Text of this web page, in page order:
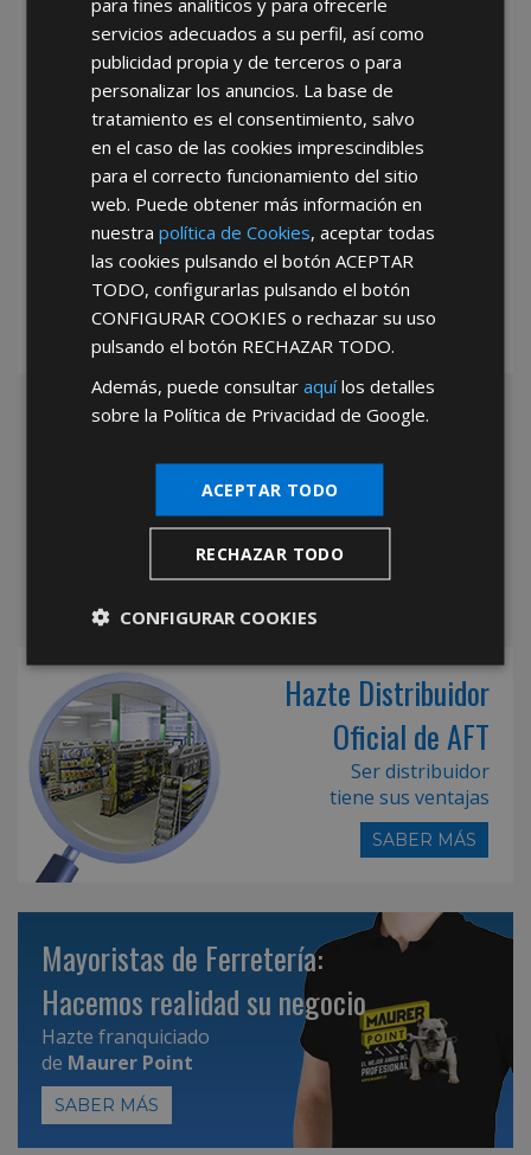
He leído y acepto laPolítica de Privacidad
*Abstenerse particulares, sólo venta a tiendas y empresas minoristas y
mayoristas.
Hazte Distribuidor
Oficial de AFT
Ser distribuidor
tiene sus ventajas
SABER MÁS
Mayoristas de Ferretería:
Hacemos realidad su negocio
Hazte franquiciado
de Maurer Point
SABER MÁS
servicios adecuados a su perfil, así como
publicidad propia y de terceros o para
personalizar los anuncios. La base de
tratamiento es el consentimiento, salvo
en el caso de las cookies imprescindibles
para el correcto funcionamiento del sitio
web. Puede obtener más información en
nuestrapolítica de Cookies, aceptar todas
las cookies pulsando el botónACEPTAR
TODO, configurarlas pulsando el botón
CONFIGURAR COOKIES o rechazar su uso
pulsando el botón RECHAZAR TODO.
Además, puede consultaraquílos detalles
sobre la Política de Privacidad de Google.
ACEPTAR TODO
RECHAZAR TODO
CONFIGURAR COOKIES